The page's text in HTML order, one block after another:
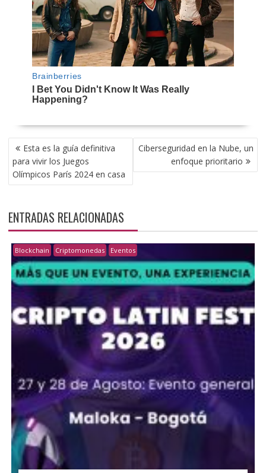
NAVEGACIÓN
DE
ENTRADAS
Esta es la guía definitiva
para vivir los Juegos
Olímpicos París 2024 en casa
Ciberseguridad en la Nube, un
enfoque prioritario
ENTRADAS RELACIONADAS
Blockchain Criptomonedas Eventos